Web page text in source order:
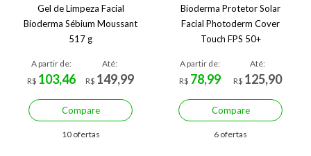
Gel de Limpeza Facial
Bioderma Sébium Moussant
517 g
A partir de:
R$ 103,46
Até:
R$ 149,99
Compare
10 ofertas
Bioderma Protetor Solar
Facial Photoderm Cover
Touch FPS 50+
A partir de:
R$ 78,99
Até:
R$ 125,90
Compare
6 ofertas